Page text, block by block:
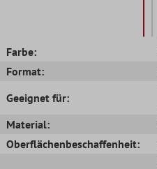
Farbe:
Format:
Geeignet für:
Material:
Oberflächenbeschaffenheit: